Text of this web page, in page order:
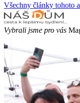
Všechny články tohoto
Vybrali jsme pro vás